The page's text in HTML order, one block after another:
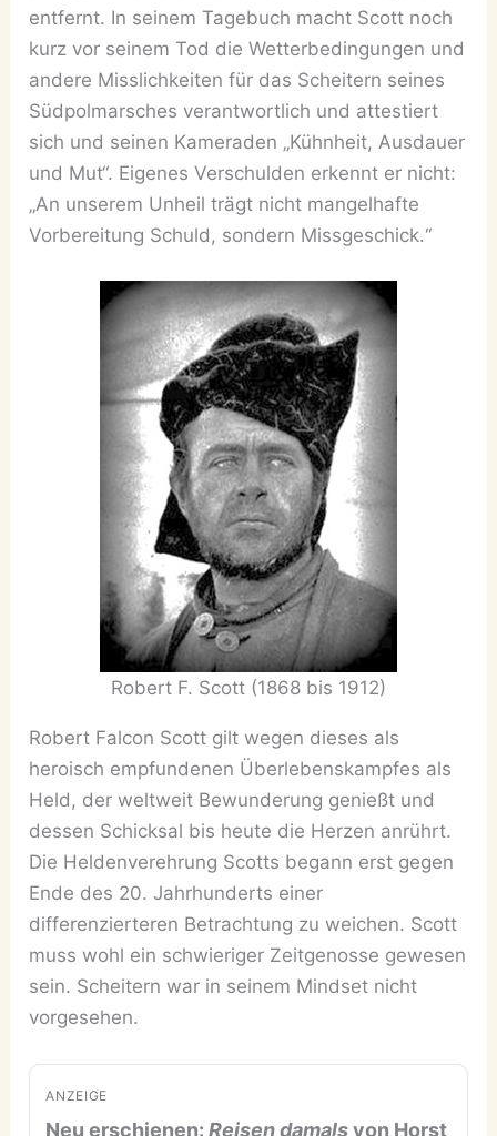
entfernt. In seinem Tagebuch macht Scott noch
kurz vor seinem Tod die Wetterbedingungen und
andere Misslichkeiten für das Scheitern seines
Südpolmarsches verantwortlich und attestiert
sich und seinen Kameraden „Kühnheit, Ausdauer
und Mut“. Eigenes Verschulden erkennt er nicht:
„An unserem Unheil trägt nicht mangelhafte
Vorbereitung Schuld, sondern Missgeschick.“
Robert F. Scott (1868 bis 1912)
Robert Falcon Scott gilt wegen dieses als
heroisch empfundenen Überlebenskampfes als
Held, der weltweit Bewunderung genießt und
dessen Schicksal bis heute die Herzen anrührt.
Die Heldenverehrung Scotts begann erst gegen
Ende des 20. Jahrhunderts einer
differenzierteren Betrachtung zu weichen. Scott
muss wohl ein schwieriger Zeitgenosse gewesen
sein. Scheitern war in seinem Mindset nicht
vorgesehen.
ANZEIGE
Neu erschienen:Reisen damalsvon Horst